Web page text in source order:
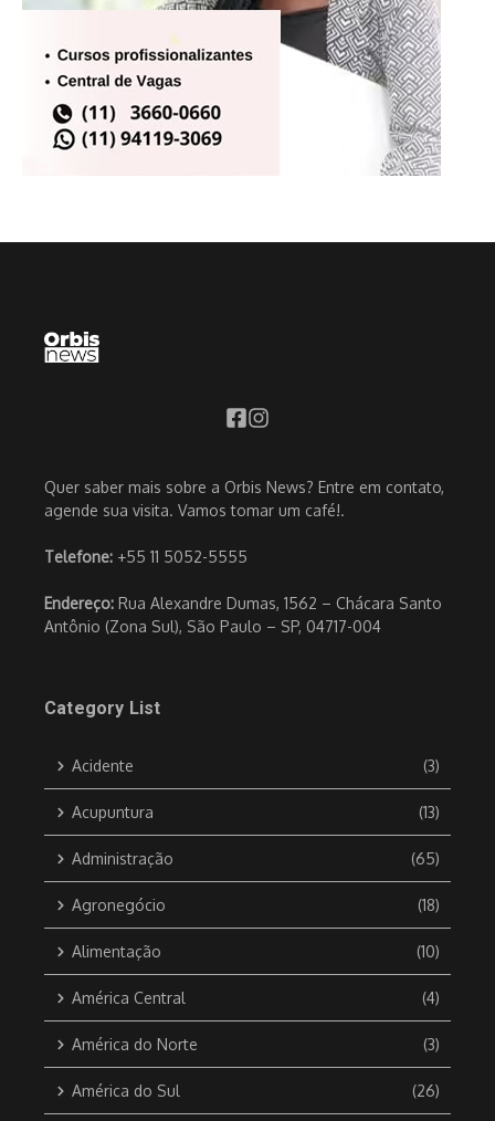
Quer saber mais sobre a Orbis News? Entre em contato,
agende sua visita. Vamos tomar um café!.
Telefone: +55 11 5052-5555
Endereço: Rua Alexandre Dumas, 1562 – Chácara Santo
Antônio (Zona Sul), São Paulo – SP, 04717-004
Category List
Acidente (3)
Acupuntura (13)
Administração (65)
Agronegócio (18)
Alimentação (10)
América Central (4)
América do Norte (3)
América do Sul (26)